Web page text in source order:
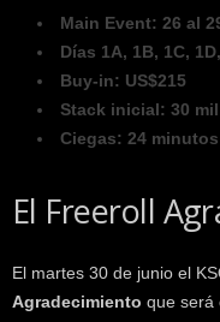
Main Event: 26 al
Días 1A, 1B, 1C,
Buy-in: US$215
Stack inicial: 30
Ciegas: 24 minutos
El Freeroll
El martes 30 de junio el
Agradecimiento que será